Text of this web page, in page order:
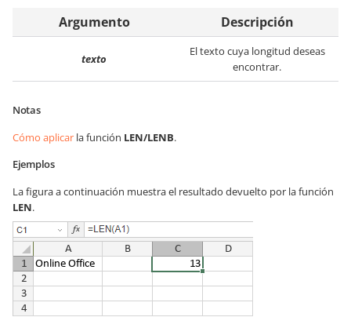
Argumento Descripción
texto
El texto cuya longitud deseas
encontrar.
Notas
Cómo aplicar la función LEN/LENB.
Ejemplos
La figura a continuación muestra el resultado devuelto por la función
LEN.